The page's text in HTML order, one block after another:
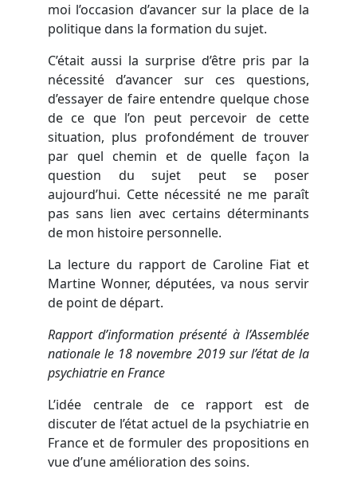
moi l’occasion d’avancer sur la place de la
politique dans la formation du sujet.
C’était aussi la surprise d’être pris par la
nécessité d’avancer sur ces questions,
d’essayer de faire entendre quelque chose
de ce que l’on peut percevoir de cette
situation, plus profondément de trouver
par quel chemin et de quelle façon la
question du sujet peut se poser
aujourd’hui. Cette nécessité ne me paraît
pas sans lien avec certains déterminants
de mon histoire personnelle.
La lecture du rapport de Caroline Fiat et
Martine Wonner, députées, va nous servir
de point de départ.
Rapport d’information présenté à l’Assemblée
nationale le 18 novembre 2019 sur l’état de la
psychiatrie en France
L’idée centrale de ce rapport est de
discuter de l’état actuel de la psychiatrie en
France et de formuler des propositions en
vue d’une amélioration des soins.